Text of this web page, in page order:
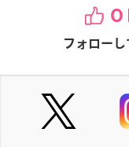
フォローし